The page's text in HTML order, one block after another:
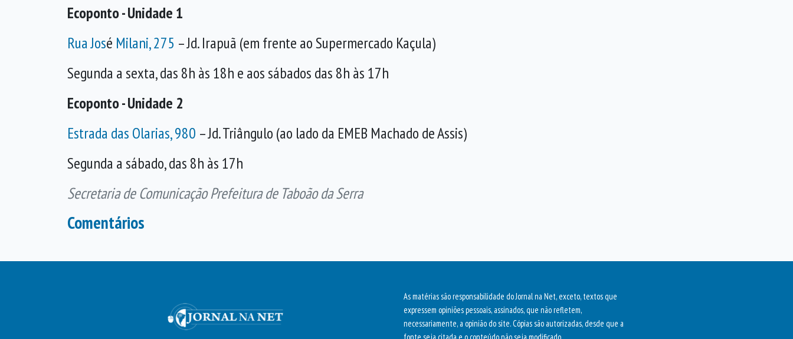
Ecoponto - Unidade 1
Rua José Milani, 275 – Jd. Irapuã (em frente ao Supermercado Kaçula)
Segunda a sexta, das 8h às 18h e aos sábados das 8h às 17h
Ecoponto - Unidade 2
Estrada das Olarias, 980 – Jd. Triângulo (ao lado da EMEB Machado de Assis)
Segunda a sábado, das 8h às 17h
Secretaria de Comunicação Prefeitura de Taboão da Serra
Comentários
As matérias são responsabilidade do Jornal na Net, exceto, textos que
expressem opiniões pessoais, assinados, que não refletem,
necessariamente, a opinião do site. Cópias são autorizadas, desde que a